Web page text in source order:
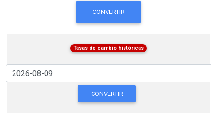
CONVERTIR
Tasas de cambio históricas
CONVERTIR